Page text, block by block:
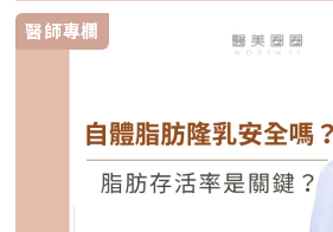
有獨鍾的原因。一、 重新定義抗老：為什麼妳
充」？在深入了解 Profhilo逆時針 之前，我們
質。肌膚的年輕度由真皮層的三大支柱決定：水
（Collagen）以及彈力蛋白（Elastin）。多數
就像建築物的「鋼筋水泥」，負責撐起皮膚的
做表情後能迅速回彈、維持組織張力的關鍵，
像支撐鋼筋的「橡皮筋」，不幸的是，人體在
速度就會大幅下降。當彈力蛋白流失，肌膚就
細紋、毛孔粗大、甚至是難以處理的「鬆弛型
充型」，主要目的是增加體積（Volumizing）
面部僵硬或「醫美臉」。而 Profhilo 逆時針的
行「修復與重塑」，讓皮膚自己找回年輕時的
的科學核心：NAHYCO™ 專利技術Profhilo逆
藥集團。身為專業醫師，我非常看重產品的「
醫師專欄